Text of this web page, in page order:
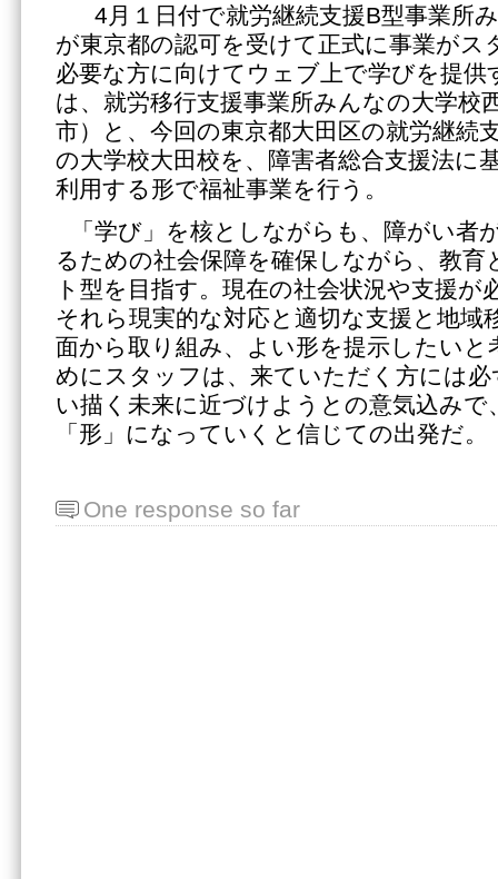
4月１日付で就労継続支援B型事業所
が東京都の認可を受けて正式に事業がス
必要な方に向けてウェブ上で学びを提供
は、就労移行支援事業所みんなの大学校
市）と、今回の東京都大田区の就労継続
の大学校大田校を、障害者総合支援法に
利用する形で福祉事業を行う。
「学び」を核としながらも、障がい者
るための社会保障を確保しながら、教育
ト型を目指す。現在の社会状況や支援が
それら現実的な対応と適切な支援と地域
面から取り組み、よい形を提示したい
めにスタッフは、来ていただく方には
い描く未来に近づけようとの意気込みで
「形」になっていくと信じての出発だ。
One response so far